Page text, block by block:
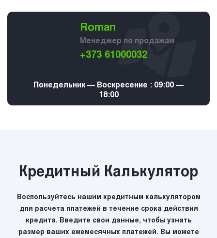
Roman
Менеджер по продажам
+373 61000032
Понедельник — Воскресение : 09:00 —
18:00
Кредитный Калькулятор
Воспользуйтесь нашим кредитным калькулятором
для расчета платежей в течение срока действия
кредита. Введите свои данные, чтобы узнать
размер ваших ежемесячных платежей. Вы можете